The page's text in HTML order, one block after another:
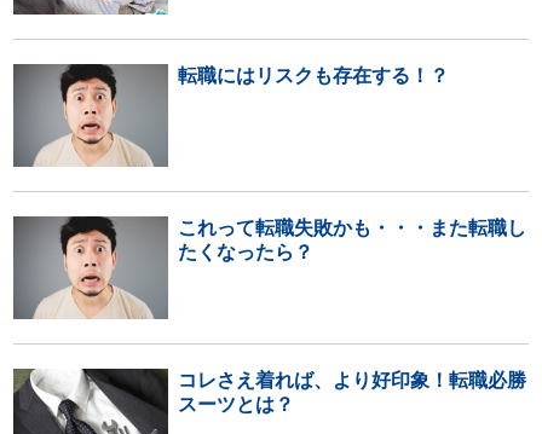
転職にはリスクも存在する！？
これって転職失敗かも・・・また転職し
たくなったら？
コレさえ着れば、より好印象！転職必勝
スーツとは？